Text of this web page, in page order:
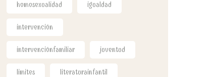
homosexualidad igualdad
intervención
intervenciónfamiliar juventud
limites literaturainfantil